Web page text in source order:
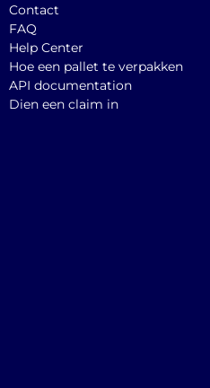
Contact
FAQ
Help Center
Hoe een pallet te verpakken
API documentation
Dien een claim in